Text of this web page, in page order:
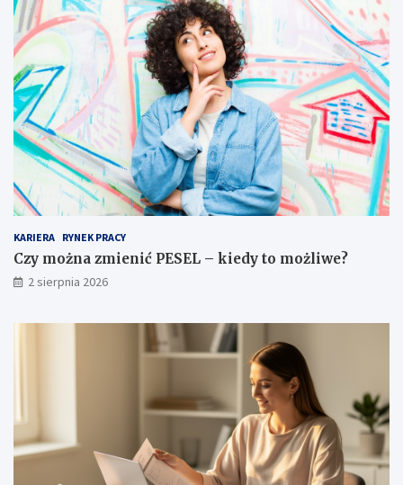
KARIERA RYNEK PRACY
Czy można zmienić PESEL – kiedy to możliwe?
2 sierpnia 2026